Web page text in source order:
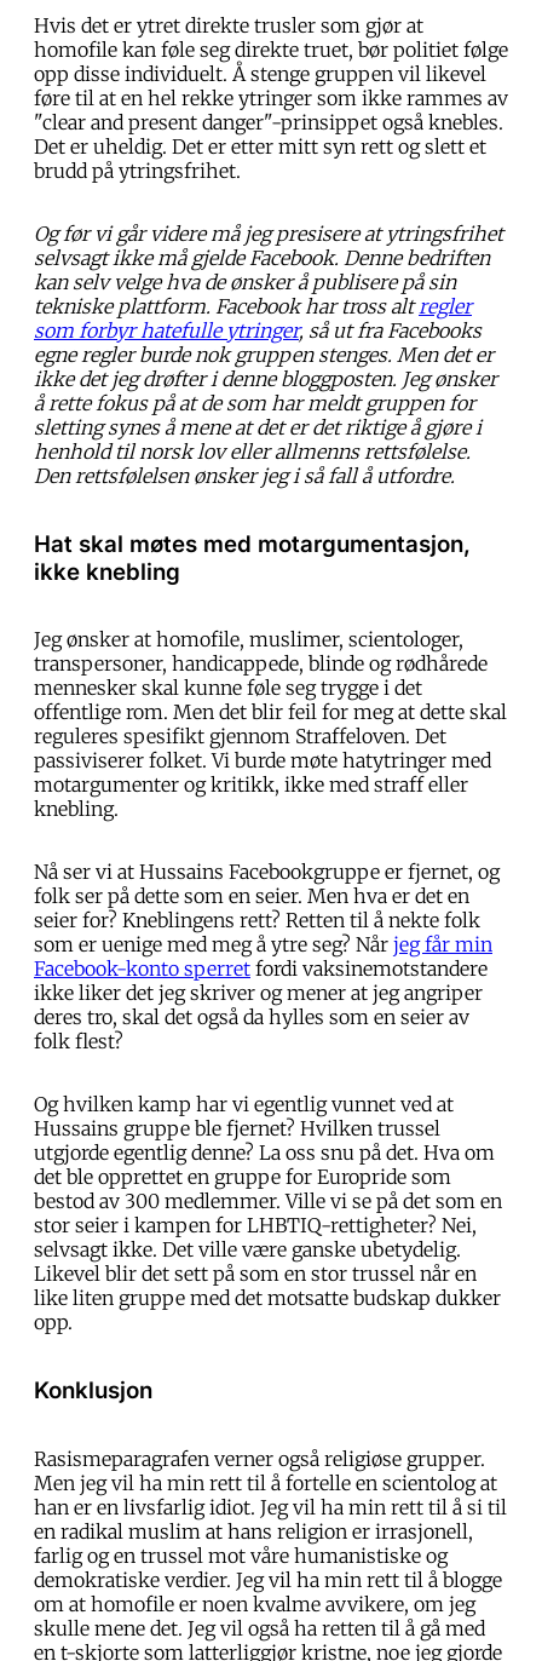
Hvis det er ytret direkte trusler som gjør at
homofile kan føle seg direkte truet, bør politiet følge
opp disse individuelt. Å stenge gruppen vil likevel
føre til at en hel rekke ytringer som ikke rammes av
"clear and present danger"-prinsippet også knebles.
Det er uheldig. Det er etter mitt syn rett og slett et
brudd på ytringsfrihet.
Og før vi går videre må jeg presisere at ytringsfrihet
selvsagt ikke må gjelde Facebook. Denne bedriften
kan selv velge hva de ønsker å publisere på sin
tekniske plattform. Facebook har tross altregler
som forbyr hatefulle ytringer, så ut fra Facebooks
egne regler burde nok gruppen stenges. Men det er
ikke det jeg drøfter i denne bloggposten. Jeg ønsker
å rette fokus på at de som har meldt gruppen for
sletting synes å mene at det er det riktige å gjøre i
henhold til norsk lov eller allmenns rettsfølelse.
Den rettsfølelsen ønsker jeg i så fall å utfordre.
Hat skal møtes med motargumentasjon,
ikke knebling
Jeg ønsker at homofile, muslimer, scientologer,
transpersoner, handicappede, blinde og rødhårede
mennesker skal kunne føle seg trygge i det
offentlige rom. Men det blir feil for meg at dette skal
reguleres spesifikt gjennom Straffeloven. Det
passiviserer folket. Vi burde møte hatytringer med
motargumenter og kritikk, ikke med straff eller
knebling.
Nå ser vi at Hussains Facebookgruppe er fjernet, og
folk ser på dette som en seier. Men hva er det en
seier for? Kneblingens rett? Retten til å nekte folk
som er uenige med meg å ytre seg? Når jeg får min
Facebook-konto sperret fordi vaksinemotstandere
ikke liker det jeg skriver og mener at jeg angriper
deres tro, skal det også da hylles som en seier av
folk flest?
Og hvilken kamp har vi egentlig vunnet ved at
Hussains gruppe ble fjernet? Hvilken trussel
utgjorde egentlig denne? La oss snu på det. Hva om
det ble opprettet en gruppe for Europride som
bestod av 300 medlemmer. Ville vi se på det som en
stor seier i kampen for LHBTIQ-rettigheter? Nei,
selvsagt ikke. Det ville være ganske ubetydelig.
Likevel blir det sett på som en stor trussel når en
like liten gruppe med det motsatte budskap dukker
opp.
Konklusjon
Rasismeparagrafen verner også religiøse grupper.
Men jeg vil ha min rett til å fortelle en scientolog at
han er en livsfarlig idiot. Jeg vil ha min rett til å si til
en radikal muslim at hans religion er irrasjonell,
farlig og en trussel mot våre humanistiske og
demokratiske verdier. Jeg vil ha min rett til å blogge
om at homofile er noen kvalme avvikere, om jeg
skulle mene det. Jeg vil også ha retten til å gå med
en t-skjorte som latterliggjør kristne, noe jeg gjorde